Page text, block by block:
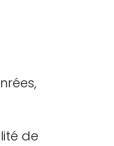
de